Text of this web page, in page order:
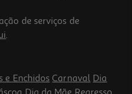
de serviços de
.
e Enchidos Carnaval Dia